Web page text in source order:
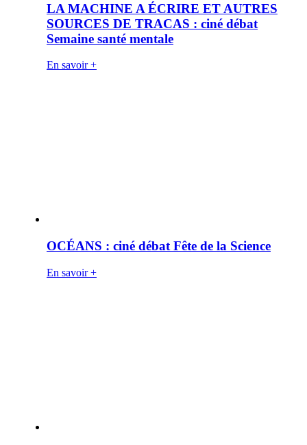
LA MACHINE A ÉCRIRE ET AUTRES
SOURCES DE TRACAS : ciné débat
Semaine santé mentale
En savoir +
OCÉANS : ciné débat Fête de la Science
En savoir +